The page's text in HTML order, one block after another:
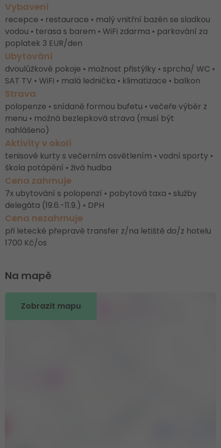
Vybavení
recepce • restaurace • malý vnitřní bazén se sladkou
vodou • terasa s barem • WiFi zdarma • parkování za
poplatek 3 EUR/den
Ubytování
dvoulůžkové pokoje • možnost přistýlky • sprcha/ WC •
SAT TV • WiFi • malá lednička • klimatizace • balkon
Strava
polopenze • snídaně formou bufetu • večeře výběr z
menu • možná bezlepková strava (musí být
nahlášeno)
Aktivity v okolí
tenisové kurty s večerním osvětlením • vodní sporty •
škola potápění • živá hudba
Cena zahrnuje
7x ubytování s polopenzí • pobytová taxa • služby
delegáta (19.6.-11.9.) • DPH
Cena nezahrnuje
při letecké přepravě transfer z/na letiště do/z hotelu
1700 Kč/os
Na mapě
Zobrazit mapu